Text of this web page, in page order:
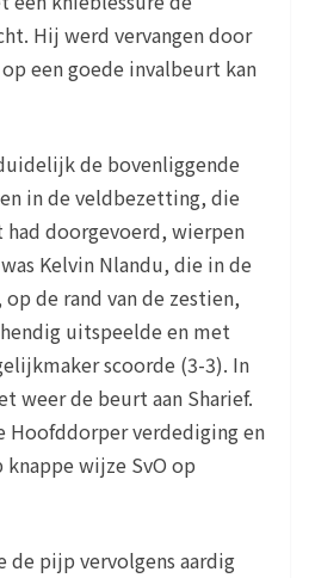
Hij werd vervangen door
een goede invalbeurt kan
de bovenliggende
in de veldbezetting, die
had doorgevoerd, wierpen
Kelvin Nlandu, die in de
de rand van de zestien,
uitspeelde en met
scoorde (3-3). In
weer de beurt aan Sharief.
Hoofddorper verdediging en
wijze SvO op
de pijp vervolgens aardig